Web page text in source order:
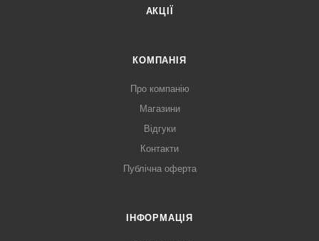
АКЦІЇ
КОМПАНІЯ
Про компанію
Магазини
Відгуки
Контакти
Публічна оферта
ІНФОРМАЦІЯ